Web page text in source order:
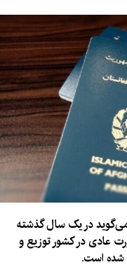
می‌گوید در یک سال گذشته
جلد پاسپورت عادی در کشور توزیع و